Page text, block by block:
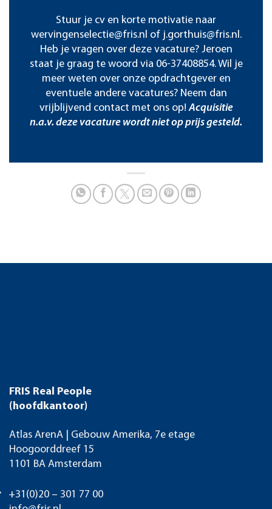
Stuur je cv en korte motivatie naar
wervingenselectie@fris.nl of j.gorthuis@fris.nl .
Heb je vragen over deze vacature? Jeroen
staat je graag te woord via 06-37408854. Wil je
meer weten over onze opdrachtgever en
eventuele andere vacatures? Neem dan
vrijblijvend contact met ons op!Acquisitie
n.a.v. deze vacature wordt niet op prijs gesteld.
FRIS Real People
(hoofdkantoor)
Atlas ArenA | Gebouw Amerika, 7e etage
Hoogoorddreef 15
1101 BA Amsterdam
+31(0)20 – 301 77 00